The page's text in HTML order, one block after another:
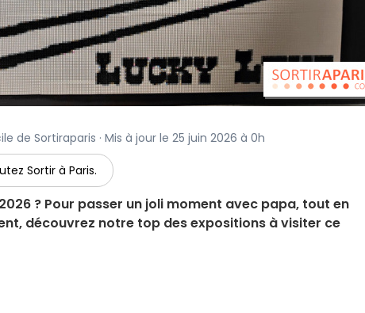
de Sortiraparis · Mis à jour le 25 juin 2026 à 0h
Sortir à Paris.
? Pour passer un joli moment avec papa, tout en
découvrez notre top des expositions à visiter ce